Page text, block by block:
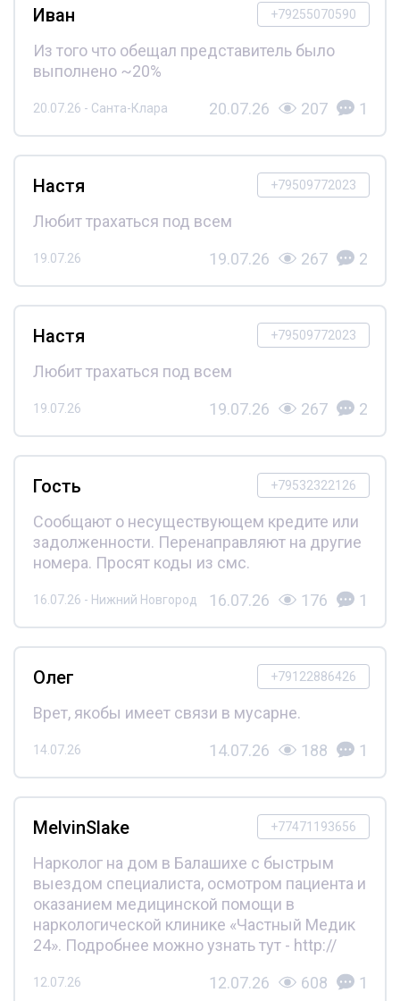
+79255070590
Иван
Из того что обещал представитель было
выполнено ~20%
20.07.26 - Санта-Клара 20.07.26 207 1
+79509772023
Настя
Любит трахаться под всем
19.07.26 19.07.26 267 2
+79509772023
Настя
Любит трахаться под всем
19.07.26 19.07.26 267 2
+79532322126
Гость
Сообщают о несуществующем кредите или
задолженности. Перенаправляют на другие
номера. Просят коды из смс.
16.07.26 - Нижний Новгород 16.07.26 176 1
+79122886426
Олег
Врет, якобы имеет связи в мусарне.
14.07.26 14.07.26 188 1
+77471193656
MelvinSlake
Нарколог на дом в Балашихе с быстрым
выездом специалиста, осмотром пациента и
оказанием медицинской помощи в
наркологической клинике «Частный Медик
24». Подробнее можно узнать тут - http://
12.07.26 12.07.26 608 1